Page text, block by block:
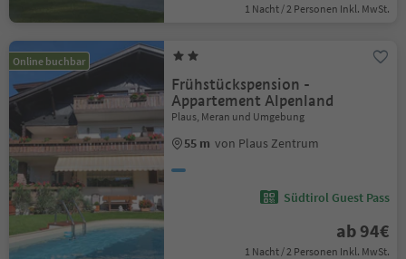
1 Nacht / 2 Personen Inkl. MwSt.
Online buchbar
Frühstückspension -
Appartement Alpenland
Plaus, Meran und Umgebung
55 m von Plaus Zentrum
Südtirol Guest Pass
ab 94€
1 Nacht / 2 Personen Inkl. MwSt.